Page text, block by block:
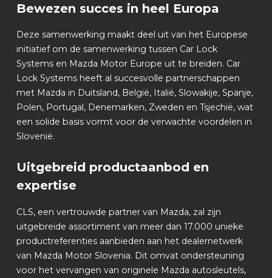
Bewezen succes in heel Europa
Deze samenwerking maakt deel uit van het Europese
initiatief om de samenwerking tussen Car Lock
Systems en Mazda Motor Europe uit te breiden. Car
Lock Systems heeft al succesvolle partnerschappen
met Mazda in Duitsland, België, Italië, Slowakije, Spanje,
Polen, Portugal, Denemarken, Zweden en Tsjechië, wat
een solide basis vormt voor de verwachte voordelen in
Slovenië.
Uitgebreid productaanbod en
expertise
CLS, een vertrouwde partner van Mazda, zal zijn
uitgebreide assortiment van meer dan 17.000 unieke
productreferenties aanbieden aan het dealernetwerk
van Mazda Motor Slovenia. Dit omvat ondersteuning
voor het vervangen van originele Mazda autosleutels,